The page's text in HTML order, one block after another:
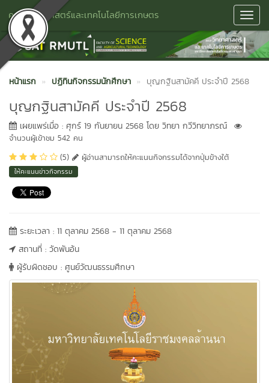
คณะวิทยาศาสตร์และเทคโนโลยีการเกษตร
หน้าแรก ปฏิทินกิจกรรมนักศึกษา บุญกฐินสามัคคี ประจำปี 2568
บุญกฐินสามัคคี ประจำปี 2568
เผยแพร่เมื่อ : ศุกร์ 19 กันยายน 2568 โดย วิทยา กวีวิทยาภรณ์
จำนวนผู้เข้าชม 542 คน
(5)
ผู้อ่านสามารถให้คะแนนกิจกรรมได้จากปุ่มข้างใต้
ให้คะแนนข่าวกิจกรรม
ระยะเวลา : 11 ตุลาคม 2568 - 11 ตุลาคม 2568
สถานที่ : วัดพันอ้น
ผู้รับผิดชอบ : ศูนย์วัฒนธรรมศึกษา